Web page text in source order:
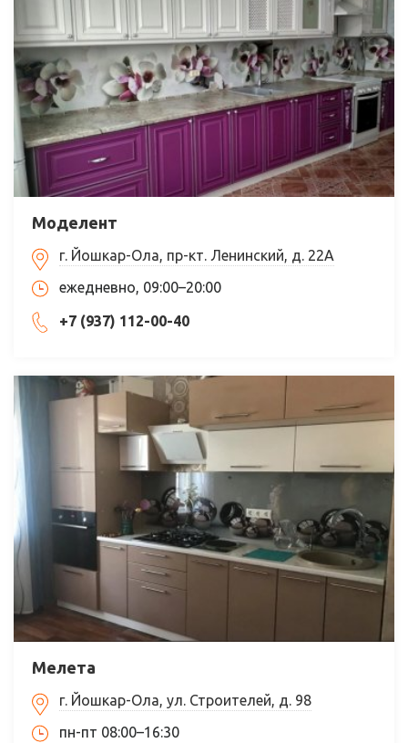
Моделент
г. Йошкар-Ола, пр-кт. Ленинский, д. 22А
ежедневно, 09:00–20:00
+7 (937) 112-00-40
Мелета
г. Йошкар-Ола, ул. Строителей, д. 98
пн-пт 08:00–16:30